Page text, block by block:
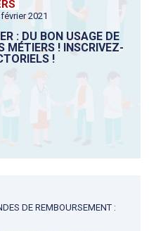
2021
: DU BON USAGE DE
MÉTIERS ! INSCRIVEZ-
!
DE REMBOURSEMENT :